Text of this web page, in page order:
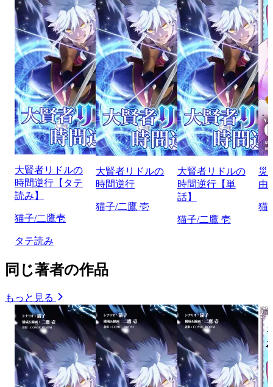
大賢者リドルの
時間逆行【タテ
読み】
猫子/二鷹壱
タテ読み
大賢者リドルの
時間逆行
猫子/二鷹 壱
大賢者リドルの
時間逆行【単
話】
猫子/二鷹 壱
災
由
猫
同じ著者の作品
もっと見る